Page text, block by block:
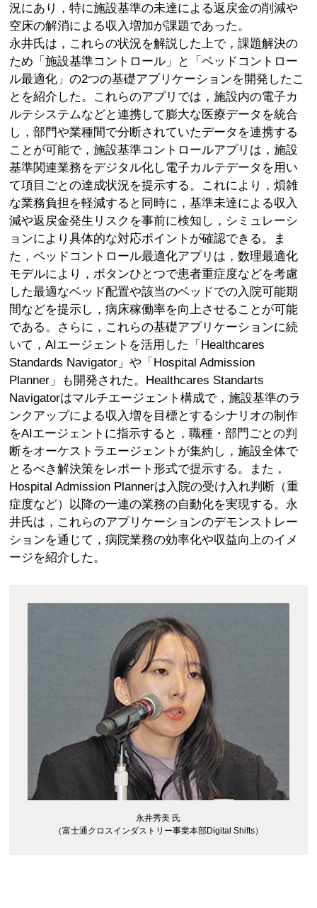
況にあり，特に施設基準の未達による返戻金の削減や
空床の解消による収入増加が課題であった。
永井氏は，これらの状況を解説した上で，課題解決の
ため「施設基準コントロール」と「ベッドコントロー
ル最適化」の2つの基礎アプリケーションを開発したこ
とを紹介した。これらのアプリでは，施設内の電子カ
ルテシステムなどと連携して膨大な医療データを統合
し，部門や業種間で分断されていたデータを連携する
ことが可能で，施設基準コントロールアプリは，施設
基準関連業務をデジタル化し電子カルテデータを用い
て項目ごとの達成状況を提示する。これにより，煩雑
な業務負担を軽減すると同時に，基準未達による収入
減や返戻金発生リスクを事前に検知し，シミュレーシ
ョンにより具体的な対応ポイントが確認できる。ま
た，ベッドコントロール最適化アプリは，数理最適化
モデルにより，ボタンひとつで患者重症度などを考慮
した最適なベッド配置や該当のベッドでの入院可能期
間などを提示し，病床稼働率を向上させることが可能
である。さらに，これらの基礎アプリケーションに続
いて，AIエージェントを活用した「Healthcares
Standards Navigator」や「Hospital Admission
Planner」も開発された。Healthcares Standarts
Navigatorはマルチエージェント構成で，施設基準のラ
ンクアップによる収入増を目標とするシナリオの制作
をAIエージェントに指示すると，職種・部門ごとの判
断をオーケストラエージェントが集約し，施設全体で
とるべき解決策をレポート形式で提示する。また，
Hospital Admission Plannerは入院の受け入れ判断（重
症度など）以降の一連の業務の自動化を実現する。永
井氏は，これらのアプリケーションのデモンストレー
ションを通じて，病院業務の効率化や収益向上のイメ
ージを紹介した。
永井秀美 氏
（富士通クロスインダストリー事業本部Digital Shifts）